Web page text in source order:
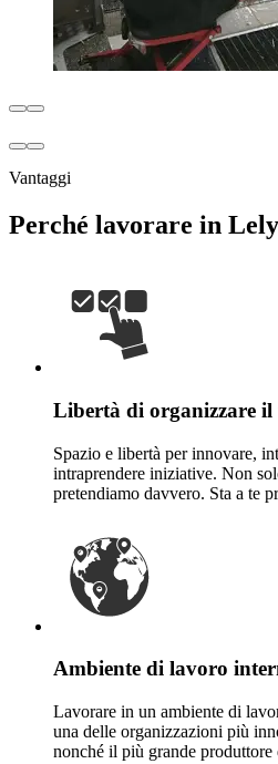
Vantaggi
Perché lavorare in
Libertà di organizzare
Spazio e libertà per innovare,
intraprendere iniziative. Non
pretendiamo davvero. Sta a te
Ambiente di lavoro
Lavorare in un ambiente di
una delle organizzazioni più
nonché il più grande